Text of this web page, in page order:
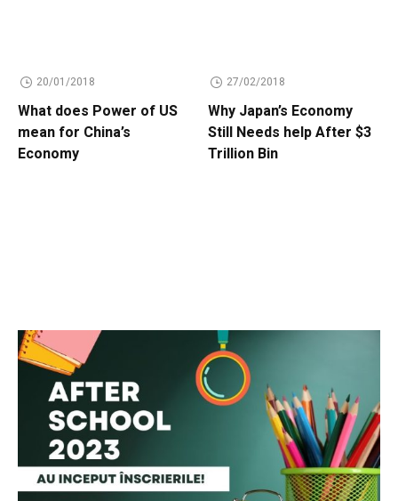
20/01/2018
What does Power of US
mean for China’s
Economy
27/02/2018
Why Japan’s Economy
Still Needs help After $3
Trillion Bin